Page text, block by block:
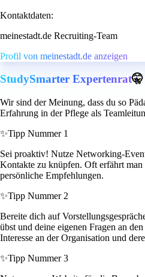
Kontaktdaten:
meinestadt.de Recruiting-Team
Profil von meinestadt.de anzeigen
StudySmarter Expertenrat🤫
Wir sind der Meinung, dass du so
Erfahrung in der Pflege als
✨Tipp Nummer 1
Sei proaktiv! Nutze Networking-
Kontakte zu knüpfen. Oft erfährt
persönliche Empfehlungen.
✨Tipp Nummer 2
Bereite dich auf
übst und deine eigenen Fragen an
Interesse an der Organisation und
✨Tipp Nummer 3